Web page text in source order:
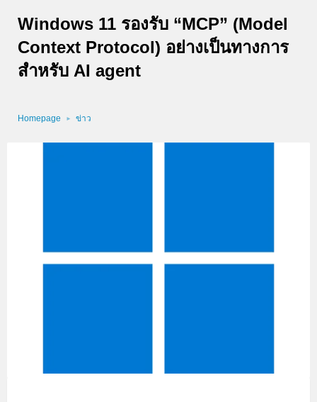
Windows 11 รองรับ “MCP” (Model
Context Protocol) อย่างเป็นทางการ
สำหรับ AI agent
Homepage ข่าว